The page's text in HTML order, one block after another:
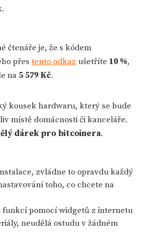
čtenáře je, že s kódem
přestento odkaz ušetříte 10 %,
na 5 579 Kč.
kousek hardwaru, který se bude
místě domácnosti či kanceláře.
dárek pro bitcoinera.
zvládne to opravdu každý
toho, co chcete na
funkcí pomocí widgetů z internetu
neudělá ostudu v žádném